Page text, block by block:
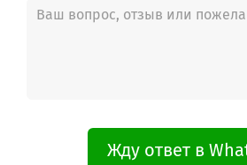
Жду ответ в